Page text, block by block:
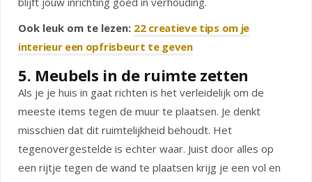
Ook leuk om te lezen: 22 creatieve tips om je
interieur een opfrisbeurt te geven
5. Meubels in de ruimte zetten
Als je je huis in gaat richten is het verleidelijk om de
meeste items tegen de muur te plaatsen. Je denkt
misschien dat dit ruimtelijkheid behoudt. Het
tegenovergestelde is echter waar. Juist door alles op
een rijtje tegen de wand te plaatsen krijg je een vol en